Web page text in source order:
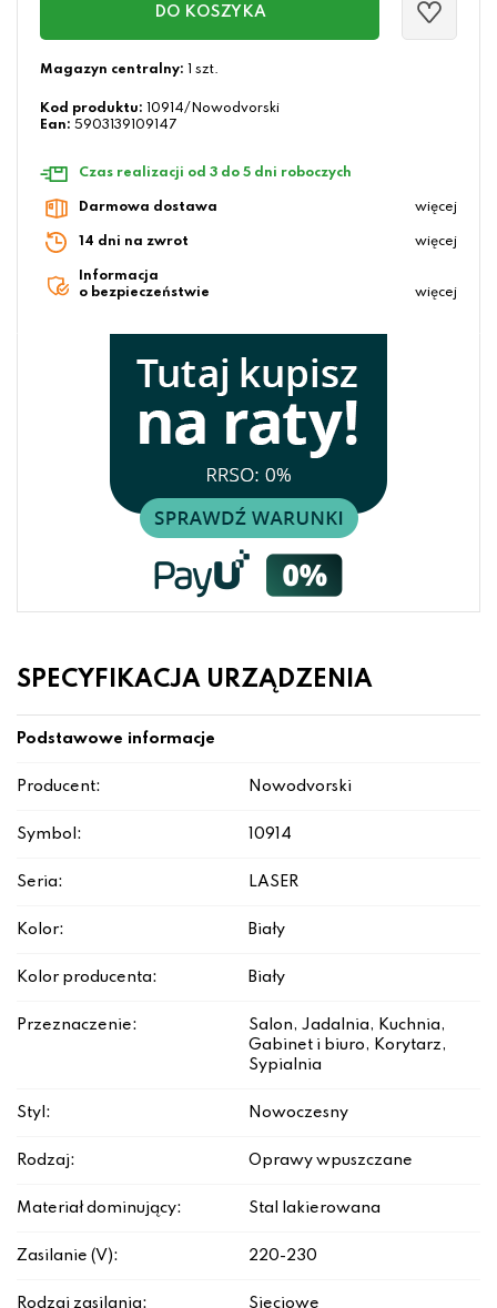
DO KOSZYKA
Magazyn centralny: 1 szt.
Kod produktu:
10914/Nowodvorski
Ean: 5903139109147
Czas realizacji od 3 do 5 dni roboczych
Darmowa dostawa więcej
14 dni na zwrot więcej
Informacja
o bezpieczeństwie
więcej
SPECYFIKACJA URZĄDZENIA
Podstawowe informacje
Producent: Nowodvorski
Symbol: 10914
Seria: LASER
Kolor: Biały
Kolor producenta: Biały
Przeznaczenie:
Salon, Jadalnia, Kuchnia,
Gabinet i biuro, Korytarz,
Sypialnia
Styl: Nowoczesny
Rodzaj: Oprawy wpuszczane
Materiał dominujący: Stal lakierowana
Zasilanie (V): 220-230
Rodzaj zasilania: Sieciowe